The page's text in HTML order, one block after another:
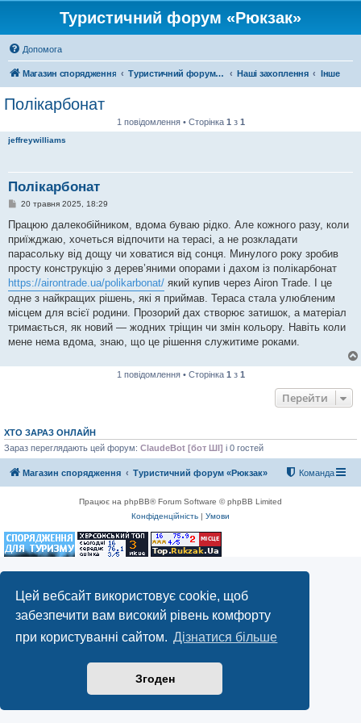
Цей вебсайт використовує cookie, щоб
забезпечити вам високий рівень комфорту
при користуванні сайтом. Дізнатися більше
Згоден
Туристичний форум «Рюкзак»
Допомога
Магазин спорядження Туристичний форум «Рюкзак» Наші захоплення Інше
Полікарбонат
1 повідомлення • Сторінка 1 з 1
jeffreywilliams
Полікарбонат
П
в
д
о
м
л
е
н
н
я
20 травня 2025, 18:29
Працюю далекобійником, вдома буваю рідко. Але кожного разу, коли
приїжджаю, хочеться відпочити на терасі, а не розкладати
парасольку від дощу чи ховатися від сонця. Минулого року зробив
просту конструкцію з дерев’яними опорами і дахом із полікарбонат
https://airontrade.ua/polikarbonat/ який купив через Airon Trade. І це
одне з найкращих рішень, які я приймав. Тераса стала улюбленим
місцем для всієї родини. Прозорий дах створює затишок, а матеріал
тримається, як новий — жодних тріщин чи змін кольору. Навіть коли
мене нема вдома, знаю, що це рішення служитиме роками.
1 повідомлення • Сторінка 1 з 1
Перейти
ХТО ЗАРАЗ ОНЛАЙН
Зараз переглядають цей форум: ClaudeBot [бот ШІ] і 0 гостей
Магазин спорядження Туристичний форум «Рюкзак» Команда
Працює на phpBB® Forum Software © phpBB Limited
Конфіденційність | Умови